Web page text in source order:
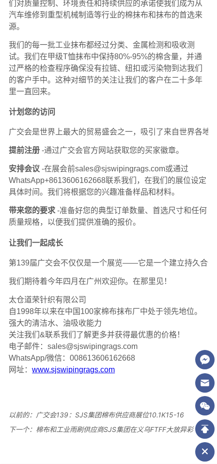
以前的： 广交会139：SJS集团棉布供应商展位10.1K15-16
下一个： 棉布和工业雨刷供应商SJS集团在义乌FTFF大放异彩